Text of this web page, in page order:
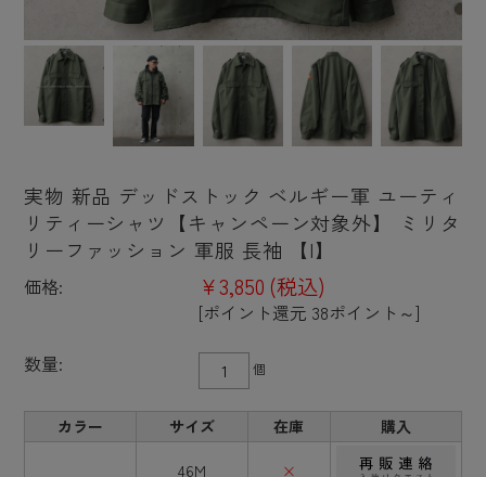
実物 新品 デッドストック ベルギー軍 ユーティ
リティーシャツ【キャンペーン対象外】 ミリタ
リーファッション 軍服 長袖 【I】
価格: ¥3,850 (税込)
[ポイント還元 38ポイント～]
数量:
個
カラー サイズ 在庫 購入
46M ×